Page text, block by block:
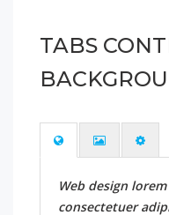
TABS
Web design
consectetuer